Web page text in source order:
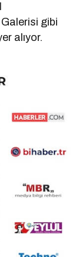
gibi
alıyor.